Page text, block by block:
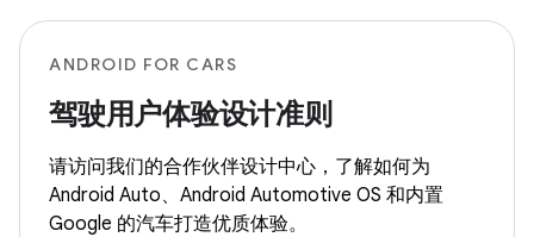
ANDROID FOR CARS
驾驶用户体验设计准则
请访问我们的合作伙伴设计中心，了解如何为
Android Auto、Android Automotive OS 和内置
Google 的汽车打造优质体验。